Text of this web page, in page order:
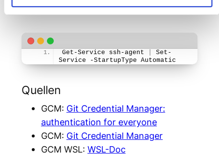
empfiehlt sich folgender Befehl:
Get-Service ssh-agent
Set-
Service -StartupType Automatic
Quellen
GCM: Git Credential Manager:
authentication for everyone
GCM: Git Credential Manager
GCM WSL: WSL-Doc